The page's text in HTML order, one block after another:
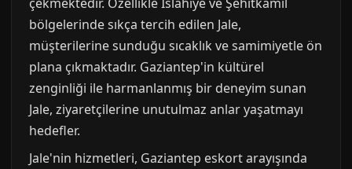
bölgelerinde sıkça tercih edilen Jale,
müşterilerine sunduğu sıcaklık ve samimiyetle ön
plana çıkmaktadır. Gaziantep'in kültürel
zenginliği ile harmanlanmış bir deneyim sunan
Jale, ziyaretçilerine unutulmaz anlar yaşatmayı
hedefler.
Jale'nin hizmetleri, Gaziantep eskort arayışında